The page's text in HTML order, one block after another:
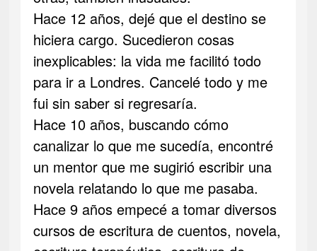
Hace 12 años, dejé que el destino se
hiciera cargo. Sucedieron cosas
inexplicables: la vida me facilitó todo
para ir a Londres. Cancelé todo y me
fui sin saber si regresaría.
Hace 10 años, buscando cómo
canalizar lo que me sucedía, encontré
un mentor que me sugirió escribir una
novela relatando lo que me pasaba.
Hace 9 años empecé a tomar diversos
cursos de escritura de cuentos, novela,